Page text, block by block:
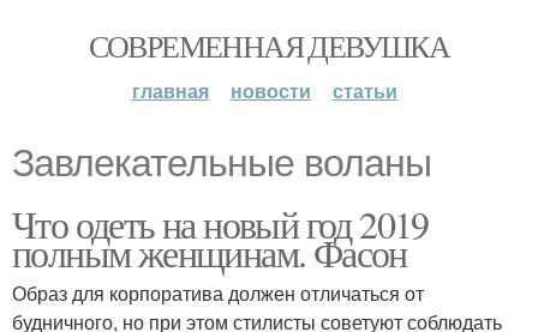
СОВРЕМЕННАЯ ДЕВУШКА
главная новости статьи
Завлекательные воланы
Что одеть на новый год 2019
полным женщинам. Фасон
Образ для корпоратива должен отличаться от
будничного, но при этом стилисты советуют соблюдать